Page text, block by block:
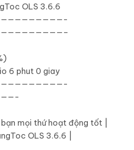
OLS 3.6.6
)
6 phut 0 giay
mọi thứ hoạt động tốt
OLS 3.6.6